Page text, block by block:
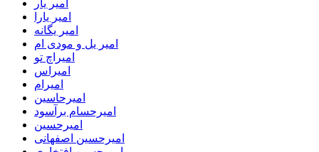
امیر یار
امیر یارا
امیر یگانه
امیر یل و مودی ام
امیراچ تو
امیراس
امیرام
امیرحاسین
امیرحسام برآسود
امیرحسین
امیرحسین اصفهانی